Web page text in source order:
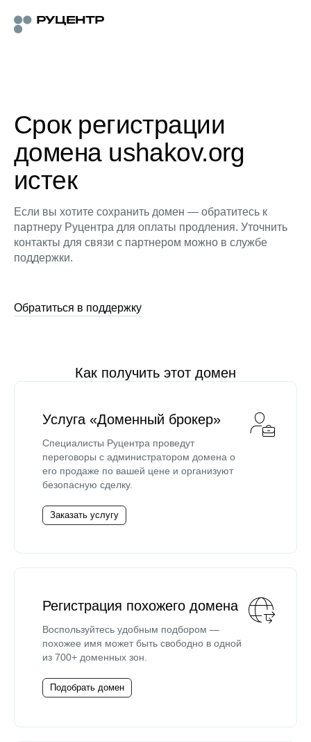
Срок регистрации
домена ushakov.org
истек
Если вы хотите сохранить домен — обратитесь к
партнеру Руцентра для оплаты продления. Уточнить
контакты для связи с партнером можно в службе
поддержки.
Обратиться в поддержку
Как получить этот домен
Услуга «Доменный брокер»
Специалисты Руцентра проведут
переговоры с администратором домена о
его продаже по вашей цене и организуют
безопасную сделку.
Заказать услугу
Регистрация похожего домена
Воспользуйтесь удобным подбором —
похожее имя может быть свободно в одной
из 700+ доменных зон.
Подобрать домен